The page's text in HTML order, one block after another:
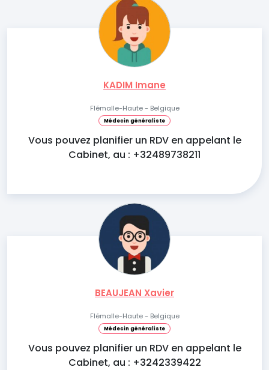
KADIM Imane
Flémalle-Haute - Belgique
Médecin généraliste
Vous pouvez planifier un RDV en appelant le
Cabinet, au : +32489738211
BEAUJEAN Xavier
Flémalle-Haute - Belgique
Médecin généraliste
Vous pouvez planifier un RDV en appelant le
Cabinet, au : +3242339422